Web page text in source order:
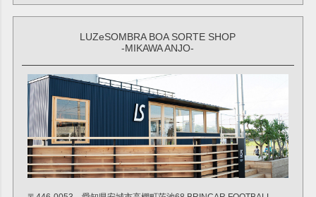
LUZeSOMBRA BOA SORTE SHOP
-MIKAWA ANJO-